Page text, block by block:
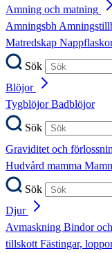
Amning och matning
Amningsbh
Matredskap
Sök
Blöjor
TygblöjorBadblöjor
Sök
Graviditet och
Hudvård mamma
Sök
Djur
Avmaskning Bindor
tillskottFästingar,